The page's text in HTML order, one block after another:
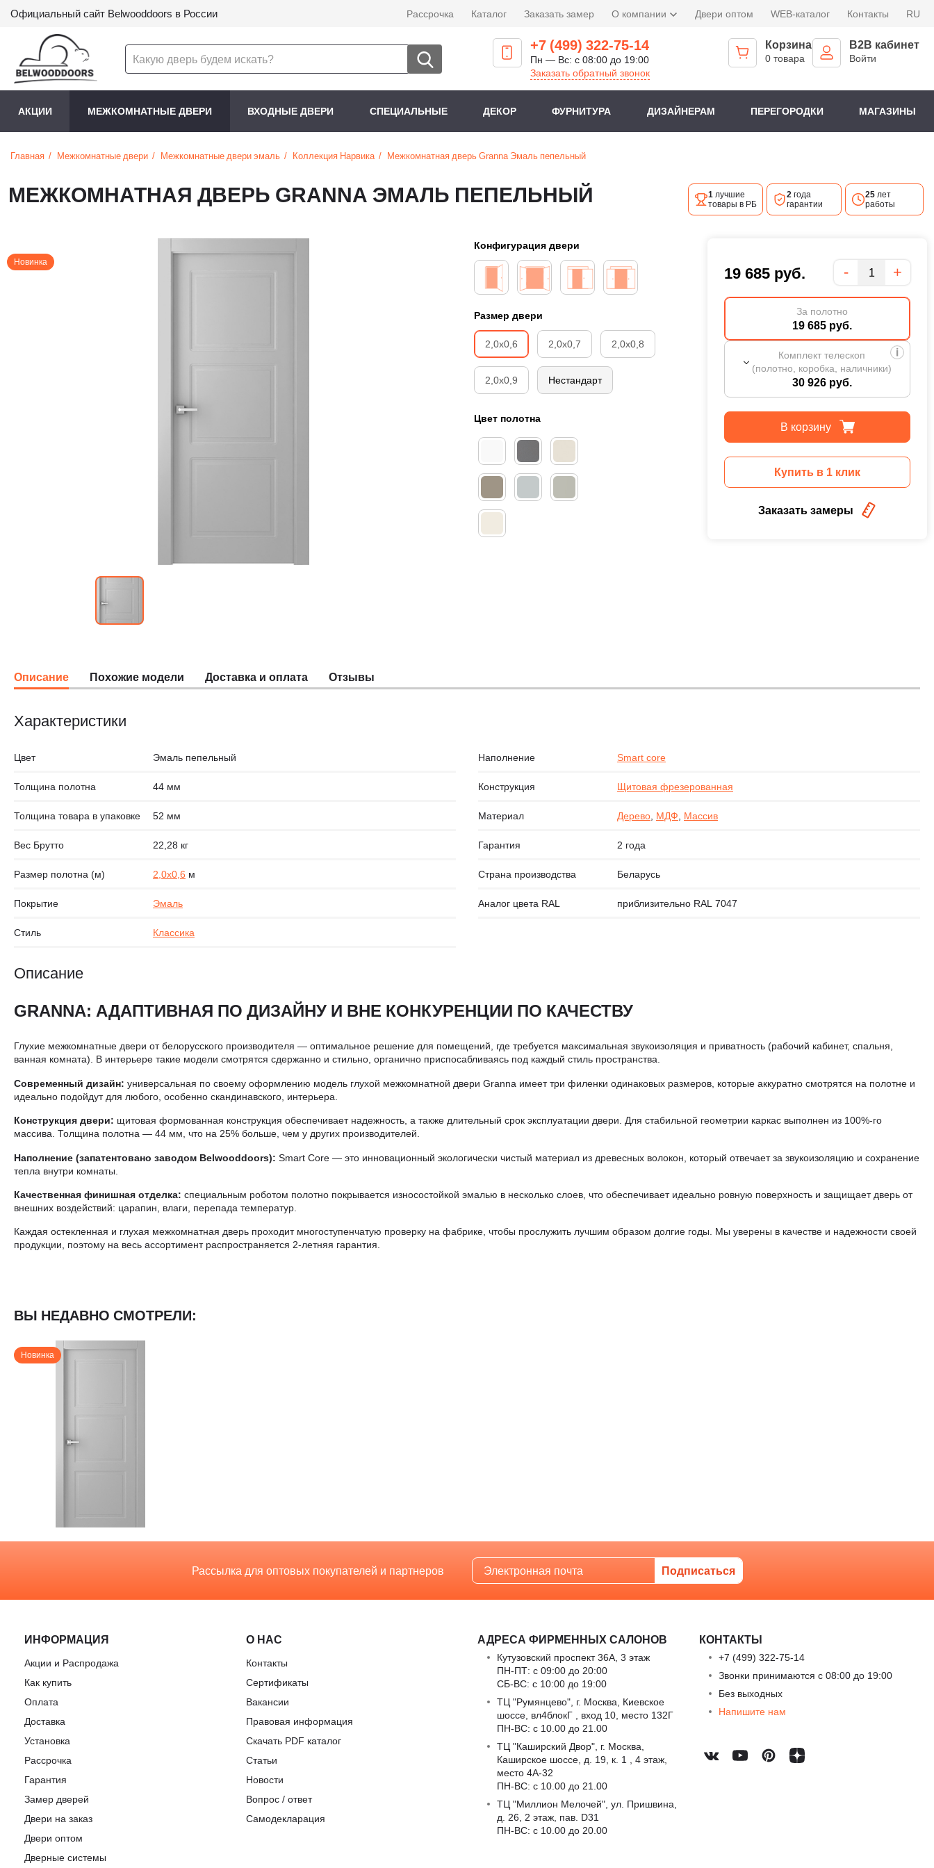
Официальный сайт Belwooddoors в России Рассрочка Каталог Заказать замер О компании Двери оптом WEB-каталог Контакты RU
+7 (499) 322-75-14
Пн — Вс: с 08:00 до 19:00
Заказать обратный звонок
Корзина
0 товара
B2B кабинет
Войти
АКЦИИ МЕЖКОМНАТНЫЕ ДВЕРИ ВХОДНЫЕ ДВЕРИ СПЕЦИАЛЬНЫЕ ДЕКОР ФУРНИТУРА ДИЗАЙНЕРАМ ПЕРЕГОРОДКИ МАГАЗИНЫ
Главная Межкомнатные двери Межкомнатные двери эмаль Коллекция Нарвика Межкомнатная дверь Granna Эмаль пепельный
МЕЖКОМНАТНАЯ ДВЕРЬ GRANNA ЭМАЛЬ ПЕПЕЛЬНЫЙ 1лучшие
товары в РБ
2года
гарантии
25лет
работы
Новинка
Конфигурация двери
Размер двери
2,0х0,6 2,0х0,7 2,0х0,8
2,0х0,9 Нестандарт
Цвет полотна
19 685 руб. Количество
- +
За полотно
19 685 руб.
Комплект телескоп
(полотно, коробка, наличники)
30 926 руб.
В корзину
Купить в 1 клик
Заказать замеры
Описание Похожие модели Доставка и оплата Отзывы
Характеристики
Цвет Эмаль пепельный
Толщина полотна 44 мм
Толщина товара в упаковке 52 мм
Вес Брутто 22,28 кг
Размер полотна (м) 2,0х0,6 м
Покрытие Эмаль
Стиль Классика
Наполнение Smart core
Конструкция Щитовая фрезерованная
Материал Дерево, МДФ, Массив
Гарантия 2 года
Страна производства Беларусь
Аналог цвета RAL приблизительно RAL 7047
Описание
GRANNA: АДАПТИВНАЯ ПО ДИЗАЙНУ И ВНЕ КОНКУРЕНЦИИ ПО КАЧЕСТВУ
Глухие межкомнатные двери от белорусского производителя — оптимальное решение для помещений, где требуется максимальная звукоизоляция и приватность (рабочий кабинет, спальня,
ванная комната). В интерьере такие модели смотрятся сдержанно и стильно, органично приспосабливаясь под каждый стиль пространства.
Современный дизайн: универсальная по своему оформлению модель глухой межкомнатной двери Granna имеет три филенки одинаковых размеров, которые аккуратно смотрятся на полотне и
идеально подойдут для любого, особенно скандинавского, интерьера.
Конструкция двери: щитовая формованная конструкция обеспечивает надежность, а также длительный срок эксплуатации двери. Для стабильной геометрии каркас выполнен из 100%-го
массива. Толщина полотна — 44 мм, что на 25% больше, чем у других производителей.
Наполнение (запатентовано заводом Belwooddoors): Smart Core — это инновационный экологически чистый материал из древесных волокон, который отвечает за звукоизоляцию и сохранение
тепла внутри комнаты.
Качественная финишная отделка: специальным роботом полотно покрывается износостойкой эмалью в несколько слоев, что обеспечивает идеально ровную поверхность и защищает дверь от
внешних воздействий: царапин, влаги, перепада температур.
Каждая остекленная и глухая межкомнатная дверь проходит многоступенчатую проверку на фабрике, чтобы прослужить лучшим образом долгие годы. Мы уверены в качестве и надежности своей
продукции, поэтому на весь ассортимент распространяется 2-летняя гарантия.
ВЫ НЕДАВНО СМОТРЕЛИ:
Новинка
Рассылка для оптовых покупателей и партнеров
ИНФОРМАЦИЯ
Акции и Распродажа
Как купить
Оплата
Доставка
Установка
Рассрочка
Гарантия
Замер дверей
Двери на заказ
Двери оптом
Дверные системы
О НАС
Контакты
Сертификаты
Вакансии
Правовая информация
Скачать PDF каталог
Статьи
Новости
Вопрос / ответ
Самодекларация
АДРЕСА ФИРМЕННЫХ САЛОНОВ
Кутузовский проспект 36А, 3 этаж
ПН-ПТ: с 09:00 до 20:00
СБ-ВС: с 10:00 до 19:00
ТЦ "Румянцево", г. Москва, Киевское
шоссе, вл4блокГ , вход 10, место 132Г
ПН-ВС: c 10.00 до 21.00
ТЦ "Каширский Двор", г. Москва,
Каширское шоссе, д. 19, к. 1 , 4 этаж,
место 4А-32
ПН-ВС: c 10.00 до 21.00
ТЦ "Миллион Мелочей", ул. Пришвина,
д. 26, 2 этаж, пав. D31
ПН-ВС: c 10.00 до 20.00
КОНТАКТЫ
+7 (499) 322-75-14
Звонки принимаются с 08:00 до 19:00
Без выходных
Напишите нам